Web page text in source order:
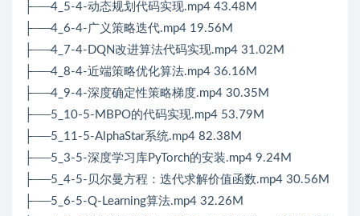
├──4_5-4-动态规划代码实现.mp4 43.48M
├──4_6-4-广义策略迭代.mp4 19.56M
├──4_7-4-DQN改进算法代码实现.mp4 31.02M
├──4_8-4-近端策略优化算法.mp4 36.16M
├──4_9-4-深度确定性策略梯度.mp4 30.35M
├──5_10-5-MBPO的代码实现.mp4 53.79M
├──5_11-5-AlphaStar系统.mp4 82.38M
├──5_3-5-深度学习库PyTorch的安装.mp4 9.24M
├──5_4-5-贝尔曼方程：迭代求解价值函数.mp4 30.56M
├──5_6-5-Q-Learning算法.mp4 32.26M